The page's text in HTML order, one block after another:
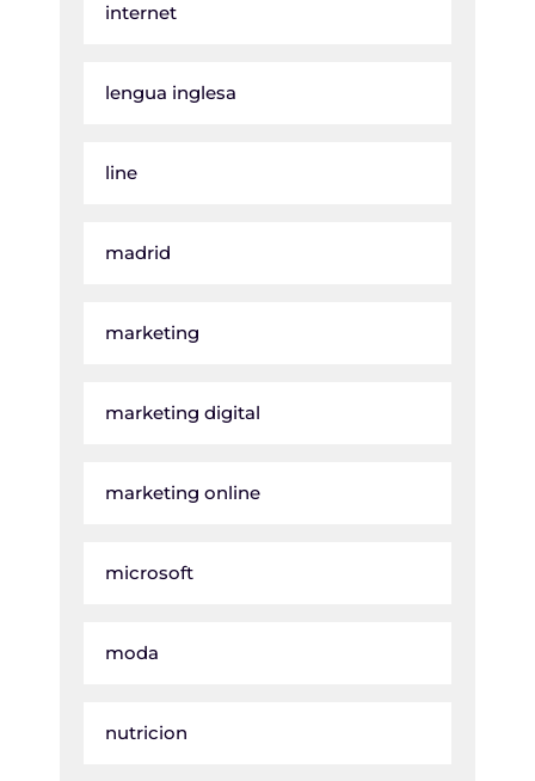
internet
lengua inglesa
line
madrid
marketing
marketing digital
marketing online
microsoft
moda
nutricion